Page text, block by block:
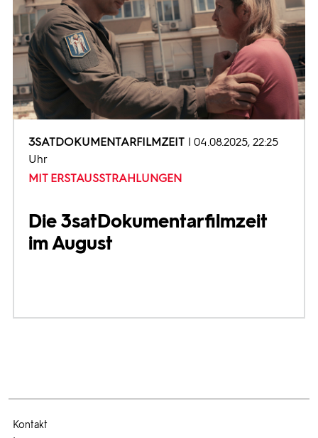
3SATDOKUMENTARFILMZEIT
04.08.2025, 22:25
Uhr
MIT ERSTAUSSTRAHLUNGEN
Die 3satDokumentarfilmzeit
im August
Kontakt